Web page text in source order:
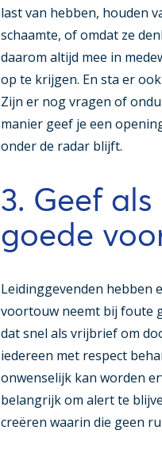
last van hebben, houden
schaamte, of omdat ze
daarom altijd mee in
op te krijgen. En sta er
Zijn er nog vragen of
manier geef je een
onder de radar blijft.
3. Geef
goede
Leidinggevenden hebben
voortouw neemt bij foute
dat snel als vrijbrief om
iedereen met respect
onwenselijk kan worden
belangrijk om alert te
creëren waarin die geen